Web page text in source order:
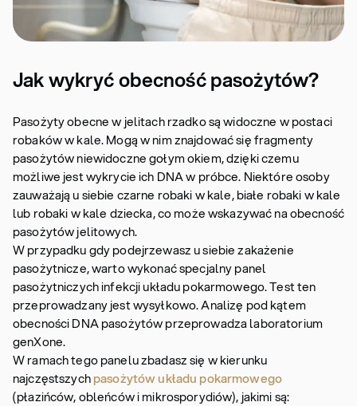
Jak wykryć obecność pasożytów?
Pasożyty obecne w jelitach rzadko są widoczne w postaci
robaków w kale. Mogą w nim znajdować się fragmenty
pasożytów niewidoczne gołym okiem, dzięki czemu
możliwe jest wykrycie ich DNA w próbce. Niektóre osoby
zauważają u siebie czarne robaki w kale, białe robaki w kale
lub robaki w kale dziecka, co może wskazywać na obecność
pasożytów jelitowych.
W przypadku gdy podejrzewasz u siebie zakażenie
pasożytnicze, warto wykonać specjalny panel
pasożytniczych infekcji układu pokarmowego. Test ten
przeprowadzany jest wysyłkowo. Analizę pod kątem
obecności DNA pasożytów przeprowadza laboratorium
genXone.
W ramach tego panelu zbadasz się w kierunku
najczęstszychpasożytów układu pokarmowego
(płazińców, obleńców i mikrosporydiów), jakimi są: